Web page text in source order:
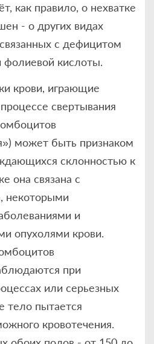
как правило, о нехватке
- о других видах
с дефицитом
фолиевой кислоты.
крови, играющие
свертывания
может быть признаком
склонностью к
она связана с
некоторыми
и
опухолями крови.
при
или серьезных
тело пытается
кровотечения.